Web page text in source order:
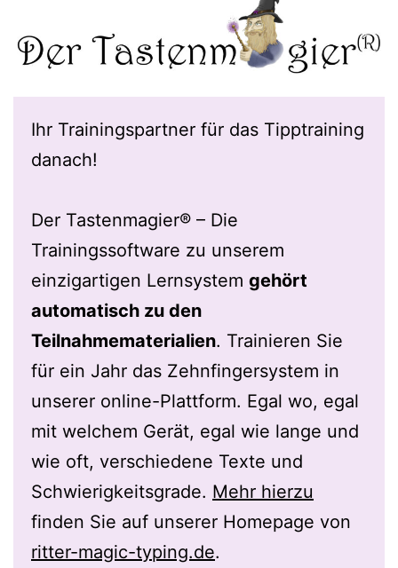
Ihr Trainingspartner für das Tipptraining
danach!
Der Tastenmagier® – Die
Trainingssoftware zu unserem
einzigartigen Lernsystem gehört
automatisch zu den
Teilnahmematerialien. Trainieren Sie
für ein Jahr das Zehnfingersystem in
unserer online-Plattform. Egal wo, egal
mit welchem Gerät, egal wie lange und
wie oft, verschiedene Texte und
Schwierigkeitsgrade. Mehr hierzu
finden Sie auf unserer Homepage von
ritter-magic-typing.de.